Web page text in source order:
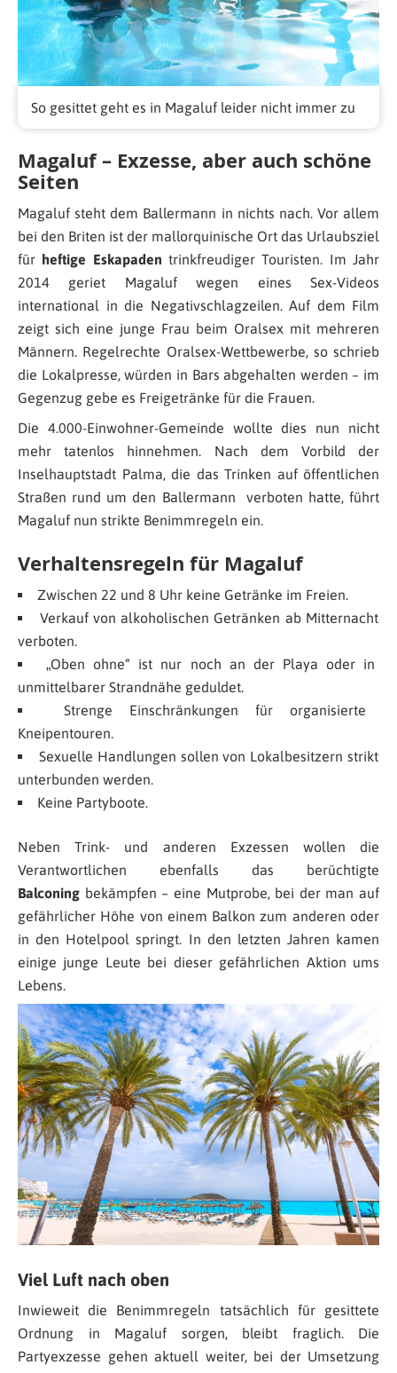
So gesittet geht es in Magaluf leider nicht immer zu
Magaluf – Exzesse, aber auch schöne
Seiten
Magaluf steht dem Ballermann in nichts nach. Vor allem
bei den Briten ist der mallorquinische Ort das Urlaubsziel
für heftige Eskapaden trinkfreudiger Touristen. Im Jahr
2014 geriet Magaluf wegen eines Sex-Videos
international in die Negativschlagzeilen. Auf dem Film
zeigt sich eine junge Frau beim Oralsex mit mehreren
Männern. Regelrechte Oralsex-Wettbewerbe, so schrieb
die Lokalpresse, würden in Bars abgehalten werden – im
Gegenzug gebe es Freigetränke für die Frauen.
Die 4.000-Einwohner-Gemeinde wollte dies nun nicht
mehr tatenlos hinnehmen. Nach dem Vorbild der
Inselhauptstadt Palma, die das Trinken auf öffentlichen
Straßen rund um den Ballermann verboten hatte, führt
Magaluf nun strikte Benimmregeln ein.
Verhaltensregeln für Magaluf
Zwischen 22 und 8 Uhr keine Getränke im Freien.
Verkauf von alkoholischen Getränken ab Mitternacht
verboten.
„Oben ohne“ ist nur noch an der Playa oder in
unmittelbarer Strandnähe geduldet.
Strenge Einschränkungen für organisierte
Kneipentouren.
Sexuelle Handlungen sollen von Lokalbesitzern strikt
unterbunden werden.
Keine Partyboote.
Neben Trink- und anderen Exzessen wollen die
Verantwortlichen ebenfalls das berüchtigte
Balconing bekämpfen – eine Mutprobe, bei der man auf
gefährlicher Höhe von einem Balkon zum anderen oder
in den Hotelpool springt. In den letzten Jahren kamen
einige junge Leute bei dieser gefährlichen Aktion ums
Lebens.
Viel Luft nach oben
Inwieweit die Benimmregeln tatsächlich für gesittete
Ordnung in Magaluf sorgen, bleibt fraglich. Die
Partyexzesse gehen aktuell weiter, bei der Umsetzung